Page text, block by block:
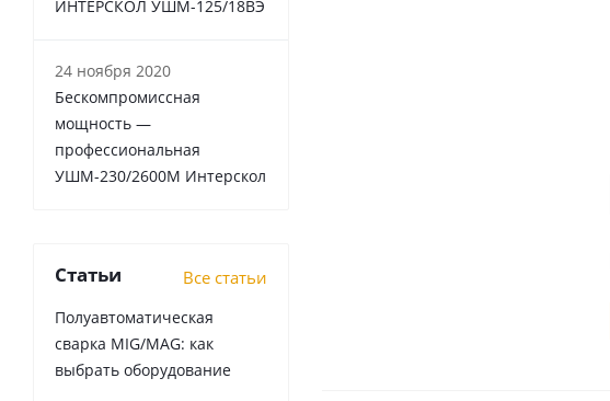
ИНТЕРСКОЛ УШМ-125/18ВЭ
24 ноября 2020
Бескомпромиссная
мощность —
профессиональная
УШМ-230/2600М Интерскол
Статьи Все статьи
Полуавтоматическая
сварка MIG/MAG: как
выбрать оборудование